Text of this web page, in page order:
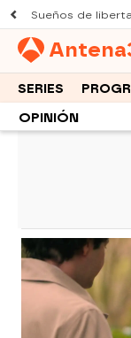
Sueños de
Antena
SERIES
OPINIÓN